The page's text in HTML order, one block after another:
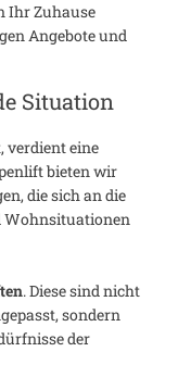
Ihr Zuhause
Angebote und
Situation
verdient eine
bieten wir
die sich an die
Wohnsituationen
. Diese sind nicht
sondern
der